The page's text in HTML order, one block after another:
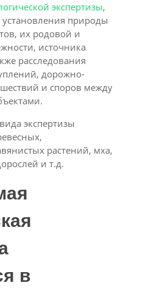
экспертизы,
природы
их родовой и
источника
расследования
дорожно-
и споров между
экспертизы
растений, мха,
и т.д.
в